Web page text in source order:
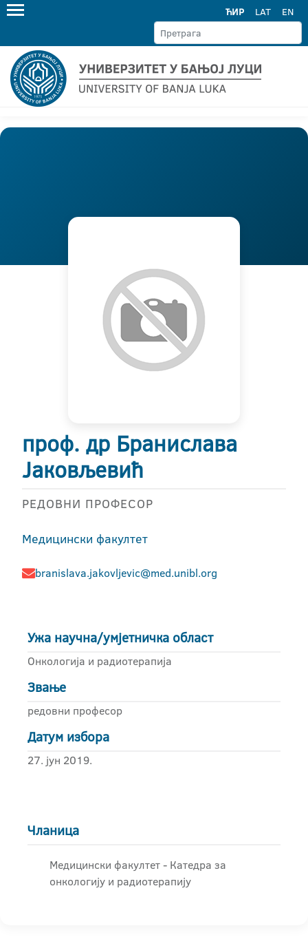
ЋИР LAT EN
проф. др Бранислава
Јаковљевић
РЕДОВНИ ПРОФЕСОР
Медицински факултет
branislava.jakovljevic@med.unibl.org
Ужа научна/умјетничка област
Онкологија и радиотерапија
Звање
редовни професор
Датум избора
27. јун 2019.
Чланица
Медицински факултет - Катедра за
онкологију и радиотерапију